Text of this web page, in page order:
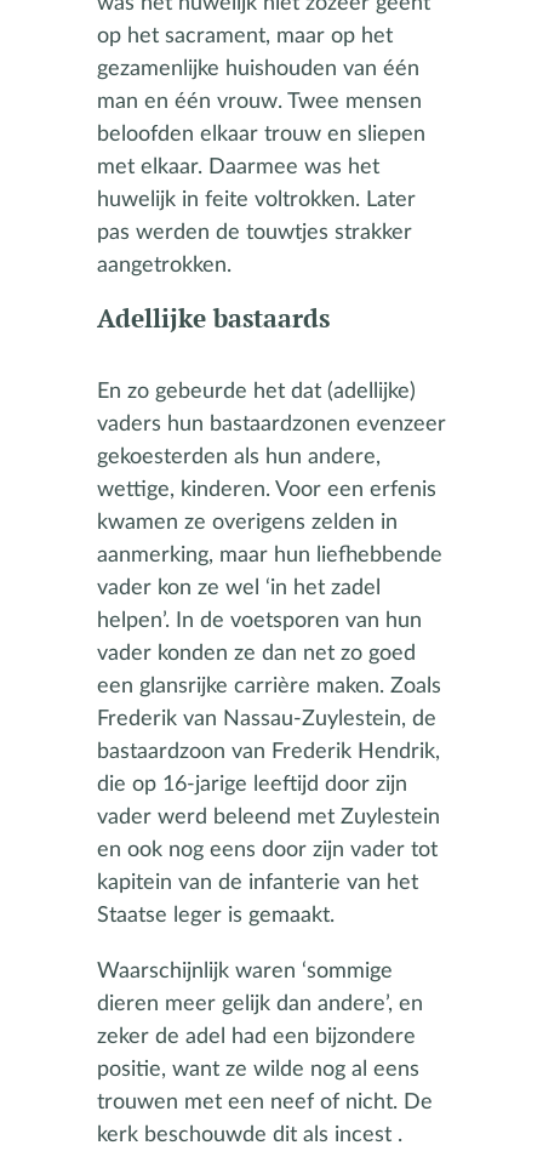
op het sacrament, maar op het
gezamenlijke huishouden van één
man en één vrouw. Twee mensen
beloofden elkaar trouw en sliepen
met elkaar. Daarmee was het
huwelijk in feite voltrokken. Later
pas werden de touwtjes strakker
aangetrokken.
Adellijke bastaards
En zo gebeurde het dat (adellijke)
vaders hun bastaardzonen evenzeer
gekoesterden als hun andere,
wettige, kinderen. Voor een erfenis
kwamen ze overigens zelden in
aanmerking, maar hun liefhebbende
vader kon ze wel ‘in het zadel
helpen’. In de voetsporen van hun
vader konden ze dan net zo goed
een glansrijke carrière maken. Zoals
Frederik van Nassau-Zuylestein, de
bastaardzoon van Frederik Hendrik,
die op 16-jarige leeftijd door zijn
vader werd beleend met Zuylestein
en ook nog eens door zijn vader tot
kapitein van de infanterie van het
Staatse leger is gemaakt.
Waarschijnlijk waren ‘sommige
dieren meer gelijk dan andere’, en
zeker de adel had een bijzondere
positie, want ze wilde nog al eens
trouwen met een neef of nicht. De
kerk beschouwde dit als incest .